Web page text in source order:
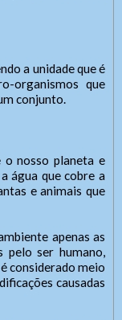
a unidade que é
organismos que
conjunto.
nosso planeta e
água que cobre a
e animais que
apenas as
pelo ser humano,
considerado meio
causadas